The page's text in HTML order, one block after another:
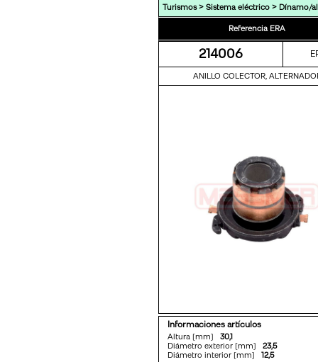
Turismos> Sistema eléctrico > Dínamo/
Referencia ERA
214006
ANILLO COLECTOR,
Informaciones artículos
Altura [mm] 30,1
Diámetro exterior [mm] 23,5
Diámetro interior [mm] 12,5